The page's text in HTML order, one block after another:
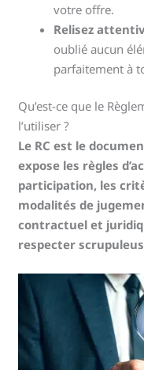
votre offre.
Relisez
oublié aucun
parfaitement à
Qu’est-ce que le
l’utiliser ?
Le RC est le
expose les règles
participation, les
modalités de
contractuel et
respecter